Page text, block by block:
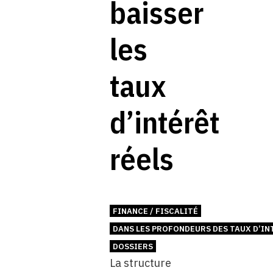
baisser
les
taux
d’intérêt
réels
FINANCE / FISCALITÉ
DANS LES PROFONDEURS DES TAUX
DOSSIERS
La structure